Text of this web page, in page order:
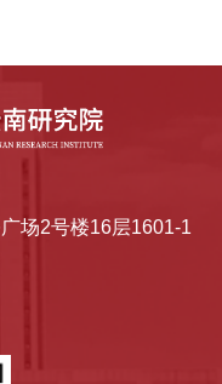
场2号楼16层1601-1